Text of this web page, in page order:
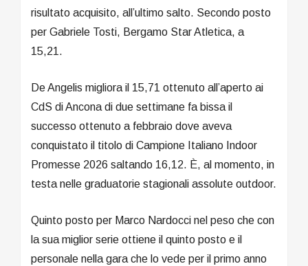
risultato acquisito, all’ultimo salto. Secondo posto
per Gabriele Tosti, Bergamo Star Atletica, a
15,21.
De Angelis migliora il 15,71 ottenuto all’aperto ai
CdS di Ancona di due settimane fa bissa il
successo ottenuto a febbraio dove aveva
conquistato il titolo di Campione Italiano Indoor
Promesse 2026 saltando 16,12. È, al momento, in
testa nelle graduatorie stagionali assolute outdoor.
Quinto posto per Marco Nardocci nel peso che con
la sua miglior serie ottiene il quinto posto e il
personale nella gara che lo vede per il primo anno